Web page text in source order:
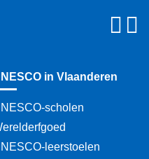
in Vlaanderen
scholen
leerstoelen